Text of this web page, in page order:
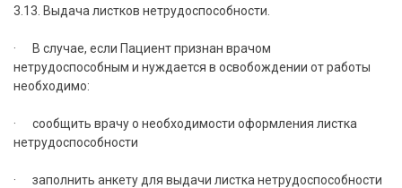
3.13. Выдача листков нетрудоспособности.
· В случае, если Пациент признан врачом
нетрудоспособным и нуждается в освобождении от работы
необходимо:
· сообщить врачу о необходимости оформления листка
нетрудоспособности
· заполнить анкету для выдачи листка нетрудоспособности